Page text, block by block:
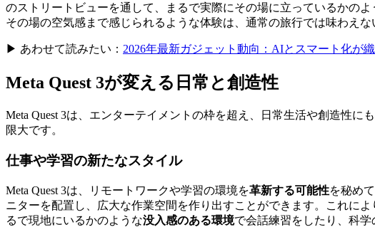
のストリートビューを通して、まるで実際にその場に立っているかのよ
その場の空気感まで感じられるような体験は、通常の旅行では味わえな
▶ あわせて読みたい： 2026年最新ガジェット動向：AIとスマート化が
Meta Quest 3が変える日常と創造性
Meta Quest 3は、エンターテイメントの枠を超え、日常生活や創造性
限大です。
仕事や学習の新たなスタイル
Meta Quest 3は、リモートワークや学習の環境を革新する可能性を秘め
ニターを配置し、広大な作業空間を作り出すことができます。これによ
るで現地にいるかのような没入感のある環境で会話練習をしたり、科学